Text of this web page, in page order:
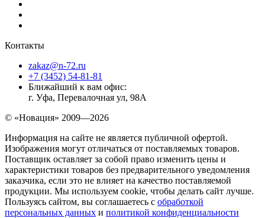
Контакты
zakaz@n-72.ru
+7 (3452) 54-81-81
Ближайший к вам офис:
г. Уфа, Перевалочная ул, 98А
© «Новация» 2009—2026
Информация на сайте не является публичной офертой.
Изображения могут отличаться от поставляемых товаров.
Поставщик оставляет за собой право изменить цены и
характеристики товаров без предварительного уведомления
заказчика, если это не влияет на качество поставляемой
продукции. Мы используем cookie, чтобы делать сайт лучше.
Пользуясь сайтом, вы соглашаетесь с обработкой
персональных данных и политикой конфиденциальности